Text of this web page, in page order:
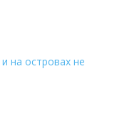
на островах не